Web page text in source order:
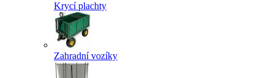
Krycí plachty
Zahradní vozíky